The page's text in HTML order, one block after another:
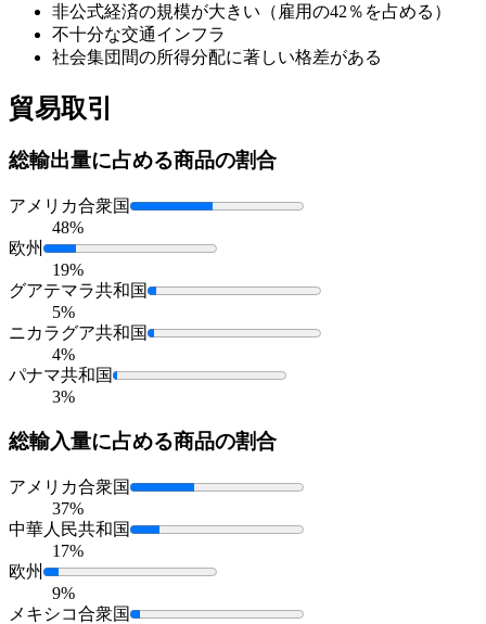
非公式経済の規模が大きい（雇用の42％を占める）
不十分な交通インフラ
社会集団間の所得分配に著しい格差がある
貿易取引
総輸出量に占める商品の割合
アメリカ合衆国
48%
欧州
19%
グアテマラ共和国
5%
ニカラグア共和国
4%
パナマ共和国
3%
総輸入量に占める商品の割合
アメリカ合衆国
37%
中華人民共和国
17%
欧州
9%
メキシコ合衆国